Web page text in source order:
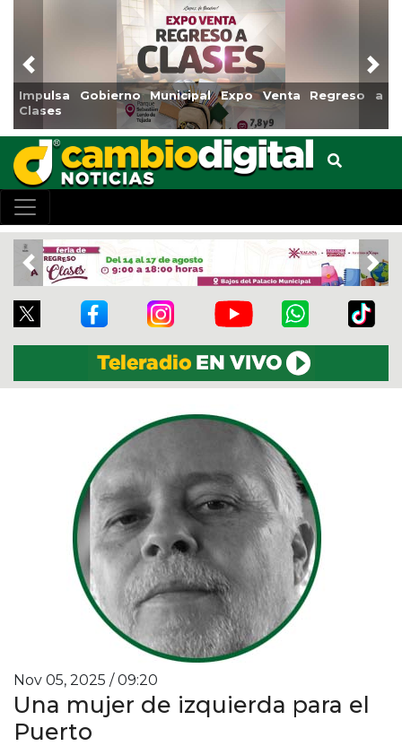
Expo Venta Regreso a
Reabrirá Coatzacoalcos
Centro
Previous
Previous
Nov 05, 2025 / 09:20
Una mujer de izquierda para el
Puerto